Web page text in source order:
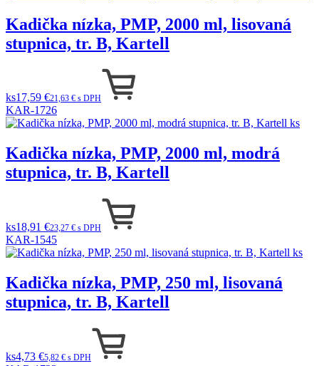
Kadička nízka, PMP, 2000 ml, lisovaná
stupnica, tr. B, Kartell
ks17,59 €21,63 € s DPH
KAR-1726
Kadička nízka, PMP, 2000 ml, modrá
stupnica, tr. B, Kartell
ks18,91 €23,27 € s DPH
KAR-1545
Kadička nízka, PMP, 250 ml, lisovaná
stupnica, tr. B, Kartell
ks4,73 €5,82 € s DPH